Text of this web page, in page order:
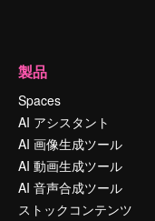
製品
Spaces
AI アシスタント
AI 画像生成ツール
AI 動画生成ツール
AI 音声合成ツール
ストックコンテンツ